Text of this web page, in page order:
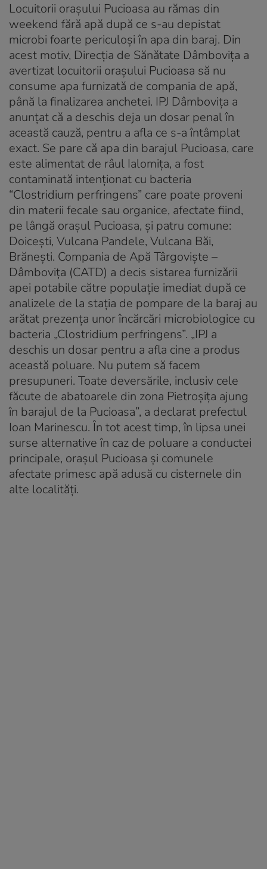
Locuitorii oraşului Pucioasa au rămas din
weekend fără apă după ce s-au depistat
microbi foarte periculoşi în apa din baraj. Din
acest motiv, Direcţia de Sănătate Dâmboviţa a
avertizat locuitorii oraşului Pucioasa să nu
consume apa furnizată de compania de apă,
până la finalizarea anchetei. IPJ Dâmboviţa a
anunţat că a deschis deja un dosar penal în
această cauză, pentru a afla ce s-a întâmplat
exact. Se pare că apa din barajul Pucioasa, care
este alimentat de râul Ialomiţa, a fost
contaminată intenţionat cu bacteria
“Clostridium perfringens” care poate proveni
din materii fecale sau organice, afectate fiind,
pe lângă oraşul Pucioasa, şi patru comune:
Doiceşti, Vulcana Pandele, Vulcana Băi,
Brăneşti. Compania de Apă Târgovişte –
Dâmboviţa (CATD) a decis sistarea furnizării
apei potabile către populaţie imediat după ce
analizele de la staţia de pompare de la baraj au
arătat prezenţa unor încărcări microbiologice cu
bacteria „Clostridium perfringens”. „IPJ a
deschis un dosar pentru a afla cine a produs
această poluare. Nu putem să facem
presupuneri. Toate deversările, inclusiv cele
făcute de abatoarele din zona Pietroşiţa ajung
în barajul de la Pucioasa”, a declarat prefectul
Ioan Marinescu. În tot acest timp, în lipsa unei
surse alternative în caz de poluare a conductei
principale, oraşul Pucioasa şi comunele
afectate primesc apă adusă cu cisternele din
alte localităţi.